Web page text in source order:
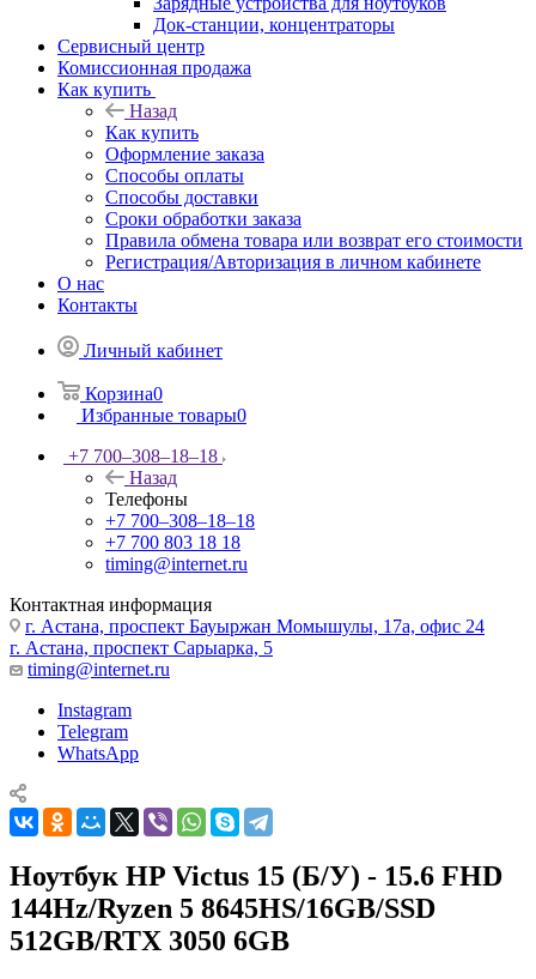
Док-станции, концентраторы
Сервисный центр
Комиссионная продажа
Как купить
Назад
Как купить
Оформление заказа
Способы оплаты
Способы доставки
Сроки обработки заказа
Правила обмена товара или возврат его стоимости
Регистрация/Авторизация в личном кабинете
О нас
Контакты
Личный кабинет
Корзина0
Избранные товары0
+7 700‒308‒18‒18
Назад
Телефоны
+7 700‒308‒18‒18
+7 700 803 18 18
timing@internet.ru
Контактная информация
г. Астана, проспект Бауыржан Момышулы, 17а, офис 24
г. Астана, проспект Сарыарка, 5
timing@internet.ru
Instagram
Telegram
WhatsApp
Ноутбук HP Victus 15 (Б/У) - 15.6 FHD
144Hz/Ryzen 5 8645HS/16GB/SSD
512GB/RTX 3050 6GB